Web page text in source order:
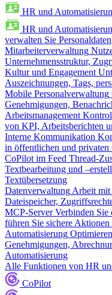
HR und
HR und
verwalten Sie Personaldaten
Mitarbeiterverwaltung
Unternehmensstruktur,
Kultur und Engagement
Auszeichnungen, Tags,
Mobile Personalverwaltung
Genehmigungen,
Arbeitsmanagement
von KPI, Arbeitsberichten
Interne Kommunikation
in öffentlichen und privaten
CoPilot im Feed Thread-
Textbearbeitung und
Textübersetzung
Datenverwaltung Arbeit mit
Dateispeicher,
MCP-Server Verbinden
führen Sie sichere
Automatisierung
Genehmigungen,
Automatisierung
Alle Funktionen von HR
CoPilot